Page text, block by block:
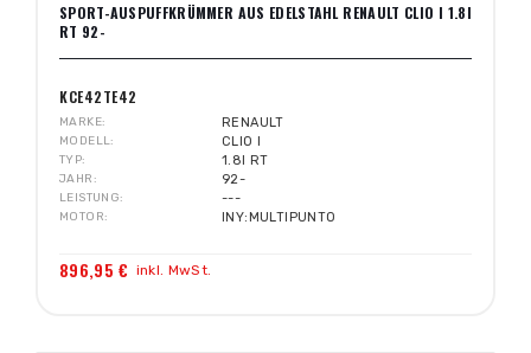
SPORT-AUSPUFFKRÜMMER AUS EDELSTAHL RENAULT CLIO I 1.8I
RT 92-
KCE42TE42
MARKE RENAULT
MODELL CLIO I
TYP 1.8I RT
JAHR 92-
LEISTUNG ---
MOTOR INY:MULTIPUNTO
896,95 € inkl. MwSt.